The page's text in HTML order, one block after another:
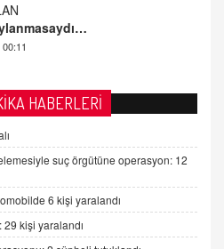
00:11
DOĞAN
korunması ve dijital hukukun
Hangi Önlemler Alınmalı?
HABERLERİ
suç örgütüne operasyon: 12
6 kişi yaralandı
29 kişi yaralandı